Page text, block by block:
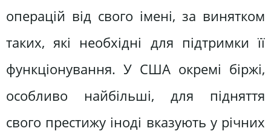
операцій від свого імені, за винятком
таких, які необхідні для підтримки її
функціонування. У США окремі біржі,
особливо найбільші, для підняття
свого престижу іноді вказують у річних